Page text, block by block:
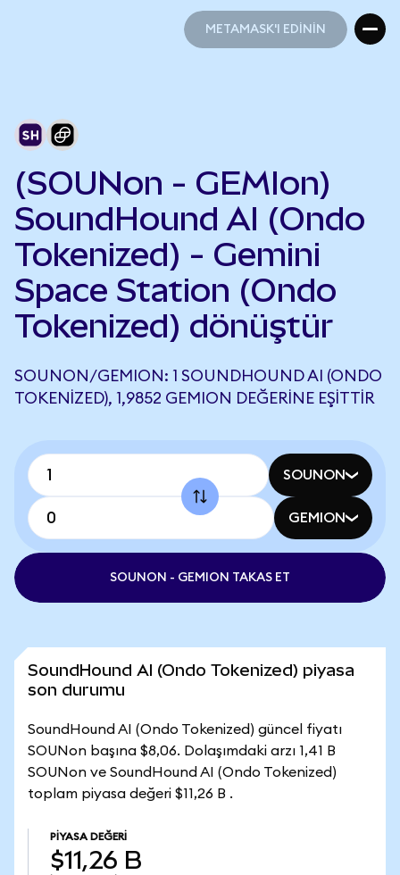
METAMASK'I EDİNİN
(SOUNon - GEMIon)
SoundHound AI (Ondo
Tokenized) - Gemini
Space Station (Ondo
Tokenized) dönüştür
SOUNON/GEMION: 1 SOUNDHOUND AI (ONDO
TOKENIZED), 1,9852 GEMION DEĞERINE EŞITTIR
SOUNON
GEMION
SOUNON - GEMION TAKAS ET
SoundHound AI (Ondo Tokenized) piyasa
son durumu
SoundHound AI (Ondo Tokenized) güncel fiyatı
SOUNon başına $8,06. Dolaşımdaki arzı 1,41 B
SOUNon ve SoundHound AI (Ondo Tokenized)
toplam piyasa değeri $11,26 B .
PIYASA DEĞERI
$11,26 B